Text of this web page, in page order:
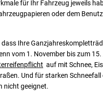
für Ihr Fahrzeug jeweils
oder dem
Ihre
vom 1. November bis zum
auf mit Schnee,
Und für starken Schneefall
nicht geeignet.